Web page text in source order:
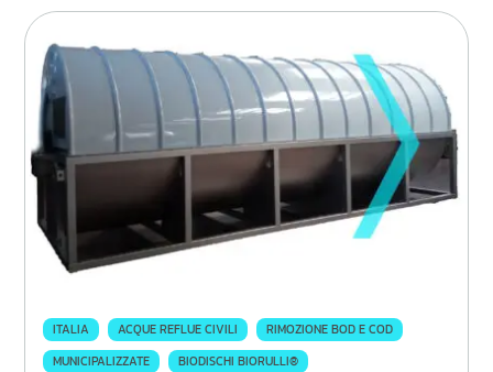
ITALIA ACQUE REFLUE CIVILI
RIMOZIONE BOD E COD
MUNICIPALIZZATE
BIODISCHI BIORULLI®